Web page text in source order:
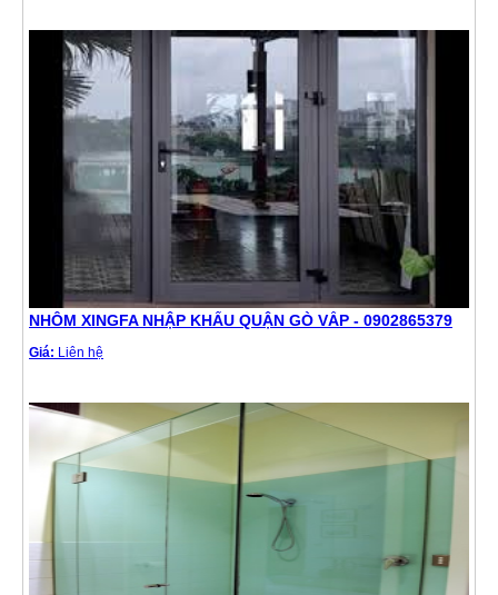
NHÔM XINGFA NHẬP KHẨU QUẬN GÒ VẤP - 0902865379
Giá: Liên hệ